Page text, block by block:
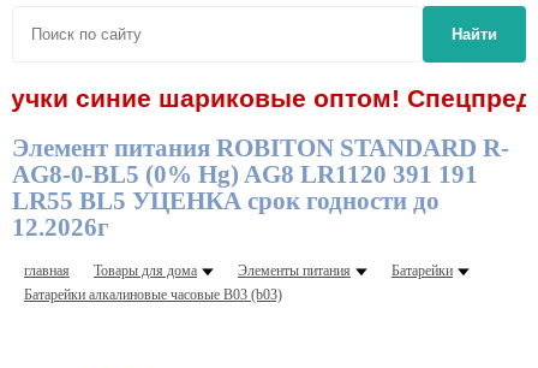
Найти
синие шариковые оптом!
Элемент питания ROBITON STANDARD R-
AG8-0-BL5 (0% Hg) AG8 LR1120 391 191
LR55 BL5 УЦЕНКА срок годности до
12.2026г
главная Товары для дома Элементы питания
Батарейки
Батарейки алкалиновые часовые В03 (b03)